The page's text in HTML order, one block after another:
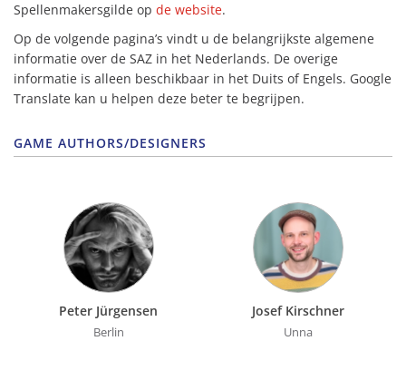
Spellenmakersgilde op de website.
Op de volgende pagina’s vindt u de belangrijkste algemene
informatie over de SAZ in het Nederlands. De overige
informatie is alleen beschikbaar in het Duits of Engels. Google
Translate kan u helpen deze beter te begrijpen.
GAME AUTHORS/DESIGNERS
Peter Jürgensen
Berlin
Josef Kirschner
Unna